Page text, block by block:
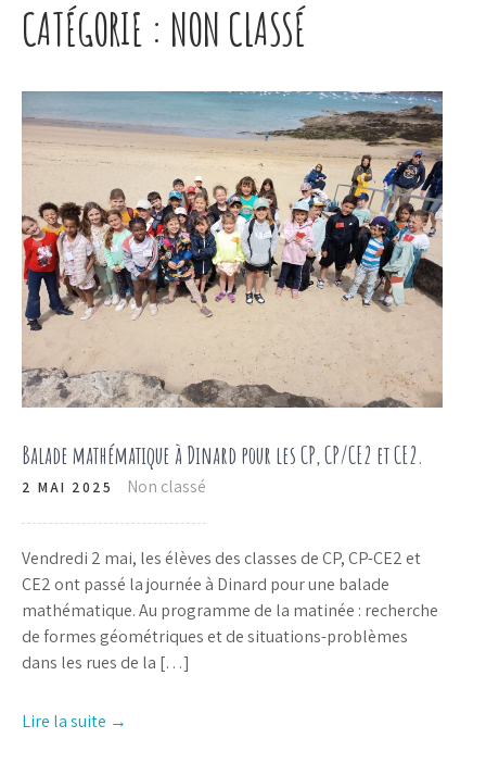
CATÉGORIE : NON CLASSÉ
Balade mathématique à Dinard pour les CP, CP/CE2 et CE2.
2 MAI 2025 Non classé
Vendredi 2 mai, les élèves des classes de CP, CP-CE2 et
CE2 ont passé la journée à Dinard pour une balade
mathématique. Au programme de la matinée : recherche
de formes géométriques et de situations-problèmes
dans les rues de la […]
Lire la suite →